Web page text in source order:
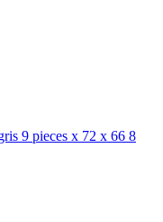
9 pieces x 72 x 66 8